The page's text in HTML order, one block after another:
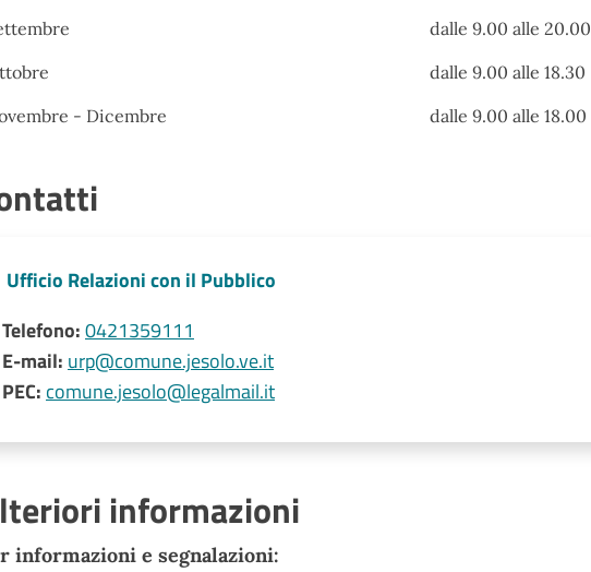
dalle 9.00 alle 20.00
dalle 9.00 alle 18.30
- Dicembre
dalle 9.00 alle 18.00
Ufficio Relazioni con il Pubblico
Telefono:0421359111
E-mail: urp@comune.jesolo.ve.it
PEC: comune.jesolo@legalmail.it
informazioni
informazioni e segnalazioni: